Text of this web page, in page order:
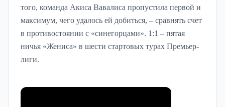
того, команда Акиса Вавалиса пропустила первой и
максимум, чего удалось ей добиться, – сравнять счет
в противостоянии с «синегорцами». 1:1 – пятая
ничья «Жениса» в шести стартовых турах Премьер-
лиги.